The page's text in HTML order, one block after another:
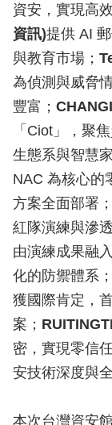
資安，實現高
資訊)提供 AI
與教育市場；
為偵測與威脅
豐富；
「Ciot」，聚
生態系與智慧
NAC 為核心的
方案全面部署；
紅隊演練與滲
由演練成果融
化的防禦體系；
獲國際肯定，
案；
密，實現零信
安技術深度與
本次台灣資安